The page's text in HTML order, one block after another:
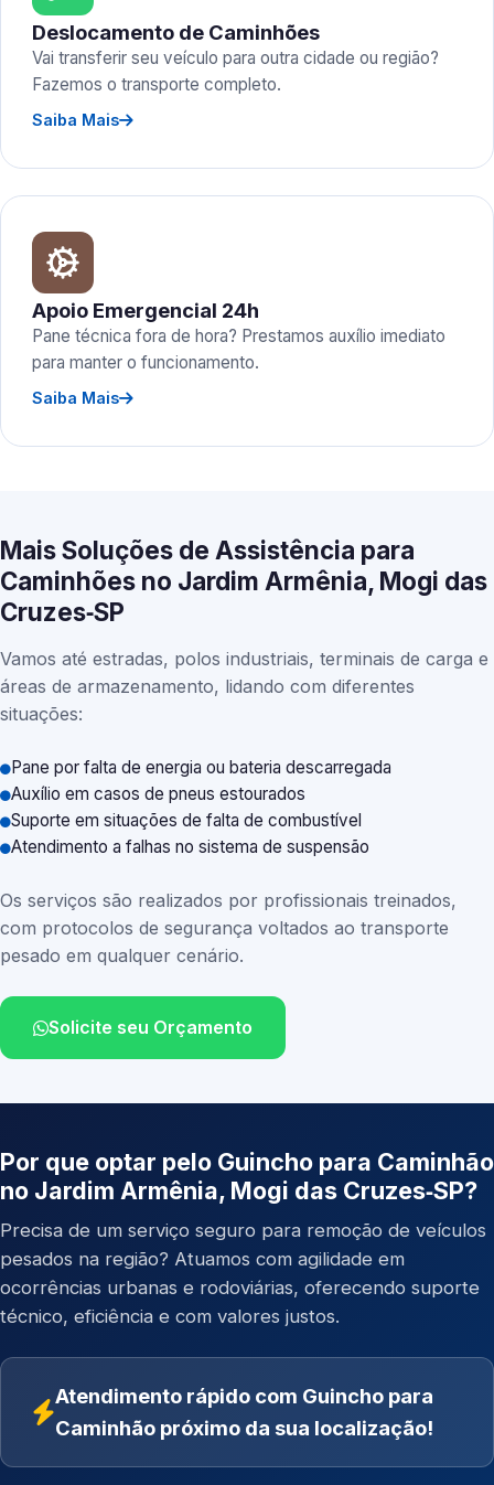
Deslocamento de Caminhões
Vai transferir seu veículo para outra cidade ou região?
Fazemos o transporte completo.
Saiba Mais
Apoio Emergencial 24h
Pane técnica fora de hora? Prestamos auxílio imediato
para manter o funcionamento.
Saiba Mais
Mais Soluções de Assistência para
Caminhões no Jardim Armênia, Mogi das
Cruzes‑SP
Vamos até estradas, polos industriais, terminais de carga e
áreas de armazenamento, lidando com diferentes
situações:
Pane por falta de energia ou bateria descarregada
Auxílio em casos de pneus estourados
Suporte em situações de falta de combustível
Atendimento a falhas no sistema de suspensão
Os serviços são realizados por profissionais treinados,
com protocolos de segurança voltados ao transporte
pesado em qualquer cenário.
Solicite seu Orçamento
Por que optar pelo Guincho para Caminhão
no Jardim Armênia, Mogi das Cruzes‑SP?
Precisa de um serviço seguro para remoção de veículos
pesados na região? Atuamos com agilidade em
ocorrências urbanas e rodoviárias, oferecendo suporte
técnico, eficiência e com valores justos.
Atendimento rápido com Guincho para
Caminhão próximo da sua localização!